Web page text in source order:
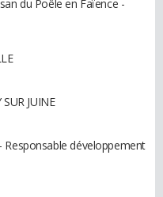
du Poêle en Faïence -
JUINE
développement